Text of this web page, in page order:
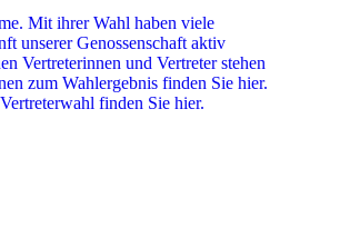
Mit ihrer Wahl haben viele
unserer Genossenschaft aktiv
Vertreterinnen und Vertreter stehen
zum Wahlergebnis finden Sie hier.
finden Sie hier.